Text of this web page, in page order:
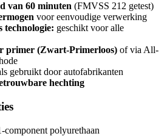
van 60 minuten (FMVSS 212 getest)
voor eenvoudige verwerking
technologie: geschikt voor alle
primer (Zwart-Primerloos) of via All-
gebruikt door autofabrikanten
hechting
component polyurethaan